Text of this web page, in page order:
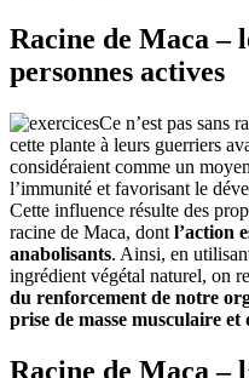
Racine de Maca –
personnes actives
Ce n’est pas sans
cette plante à leurs guerriers
considéraient comme un
l’immunité et favorisant le
Cette influence résulte des
racine de Maca, dont l’action
anabolisants. Ainsi, en
ingrédient végétal naturel, on
du renforcement de notre
prise de masse musculaire et
Racine de Maca –